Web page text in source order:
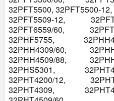
32PFT5500, 32PFT5500-
32PFT5509-12,
32PFT6559/60,
32PHF5755,
32PHH4309/60,
32PHH4509/88,
32PHS5301,
32PHT4200/12,
32PHT4309,